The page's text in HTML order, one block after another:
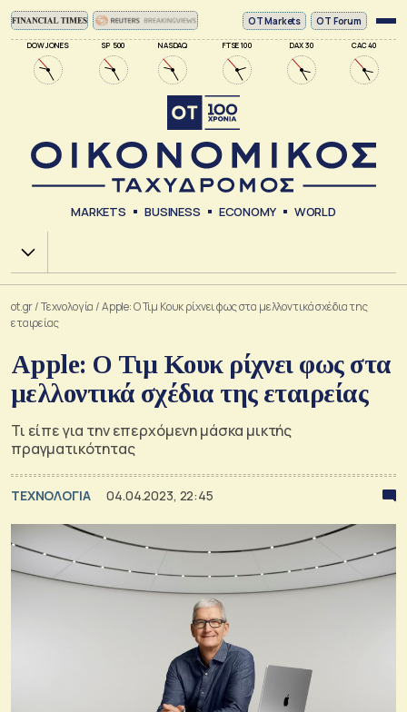
DOW JONES SP 500 NASDAQ FTSE 100 DAX 30 CAC 40
ΟΤ Markets OT Forum
MARKETS BUSINESS ECONOMY WORLD
Χ.Α.
ot.gr/Τεχνολογία /Apple: Ο Τιμ Κουκ ρίχνει φως στα μελλοντικά σχέδια της
εταιρείας
Apple: Ο Τιμ Κουκ ρίχνει φως στα
μελλοντικά σχέδια της εταιρείας
Τι είπε για την επερχόμενη μάσκα μικτής
πραγματικότητας
ΤΕΧΝΟΛΟΓΙΑ 04.04.2023, 22:45